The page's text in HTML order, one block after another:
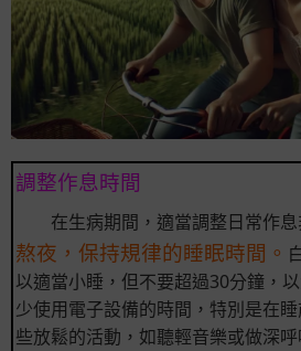
調整作息時間
在生病期間，適當調整日常作息
熬夜，保持規律的睡眠時間。
以適當小睡，但不要超過30分鐘，
少使用電子設備的時間，特別是在
些放鬆的活動，如聽輕音樂或做深